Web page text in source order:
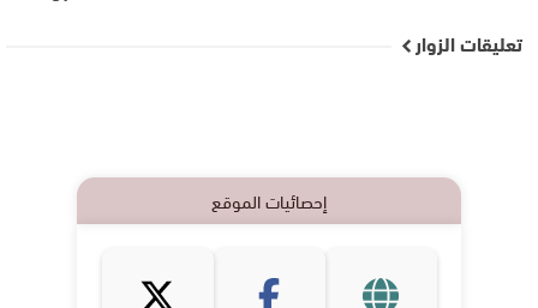
تعليقات الزوار
إحصائيات الموقع